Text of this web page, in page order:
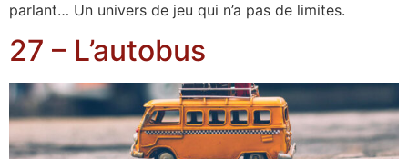
parlant… Un univers de jeu qui n’a pas de limites.
27 – L’autobus